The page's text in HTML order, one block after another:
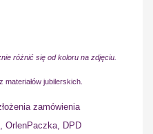
różnić się od koloru na zdjęciu.
jubilerskich.
zamówienia
OrlenPaczka, DPD